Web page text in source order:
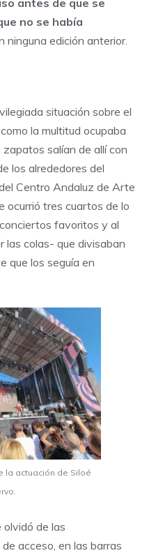
antes de que se
no se había
ninguna edición anterior.
situación sobre el
la multitud ocupaba
salían de allí con
los alrededores del
Centro Andaluz de Arte
ocurrió tres cuartos de lo
favoritos y al
las colas- que divisaban
que los seguía en
la actuación de Siloé
olvidó de las
acceso, en las barras